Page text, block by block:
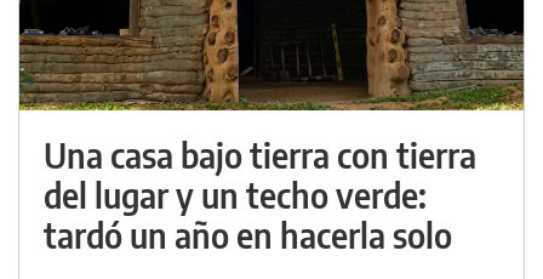
Una casa bajo tierra con tierra
del lugar y un techo verde:
tardó un año en hacerla solo